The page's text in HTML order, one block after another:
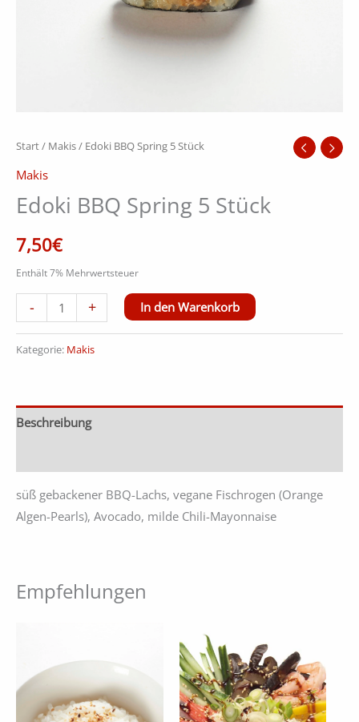
Start/ Makis/ Edoki BBQ Spring 5 Stück
Makis
Edoki BBQ Spring 5 Stück
7,50€
Enthält 7% Mehrwertsteuer
- + In den Warenkorb Alternative:
Kategorie: Makis
Beschreibung
süß gebackener BBQ-Lachs, vegane Fischrogen (Orange
Algen-Pearls), Avocado, milde Chili-Mayonnaise
Empfehlungen